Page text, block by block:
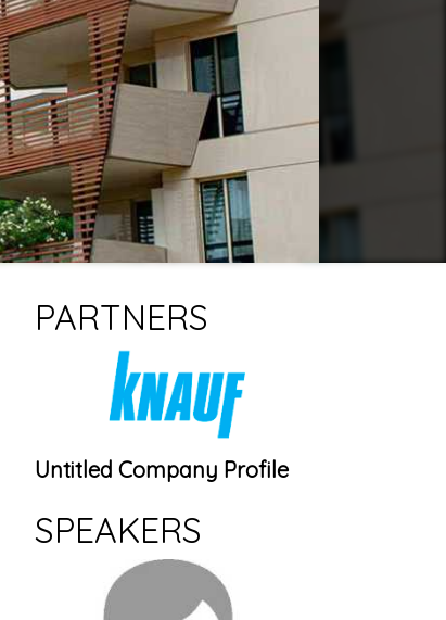
PARTNERS
Untitled Company Profile
SPEAKERS